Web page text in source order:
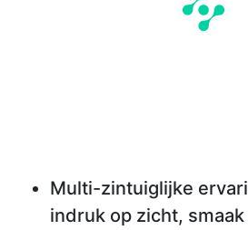
Multi-zintuiglijke
indruk op zicht,